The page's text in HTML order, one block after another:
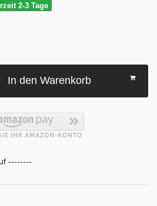
2-3 Tage
In den Warenkorb
--------